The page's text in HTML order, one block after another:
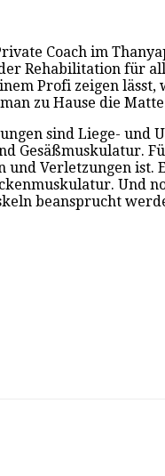
Coach im
Rehabilitation für
Profi zeigen
zu Hause die
sind Liege- und
Gesäßmuskulatur.
und Verletzungen
Und
beansprucht